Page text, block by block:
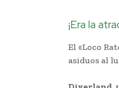
¡Era la
El «Loco
asiduos al